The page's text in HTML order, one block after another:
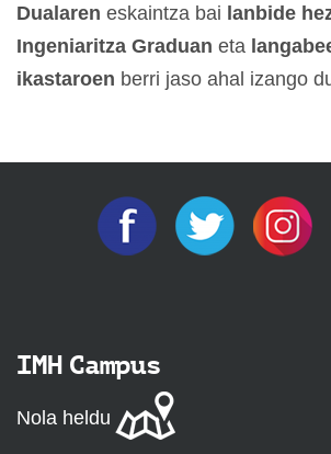
Dualaren eskaintza bai lanbide
Ingeniaritza Graduan eta
ikastaroen berri jaso ahal izango
IMH Campus
Nola heldu